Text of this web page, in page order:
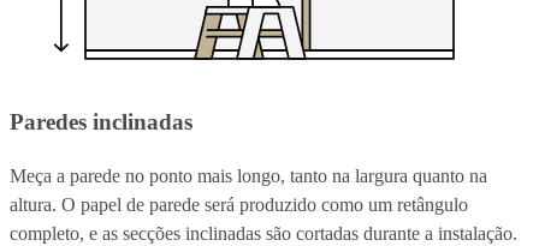
Paredes inclinadas
Meça a parede no ponto mais longo, tanto na largura quanto na
altura. O papel de parede será produzido como um retângulo
completo, e as secções inclinadas são cortadas durante a instalação.